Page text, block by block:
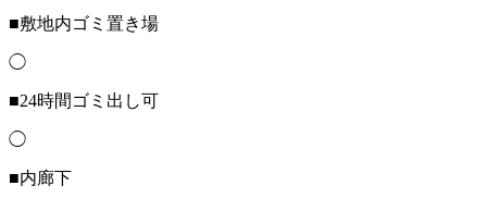
■敷地内ゴミ置き場
◯
■24時間ゴミ出し可
◯
■内廊下